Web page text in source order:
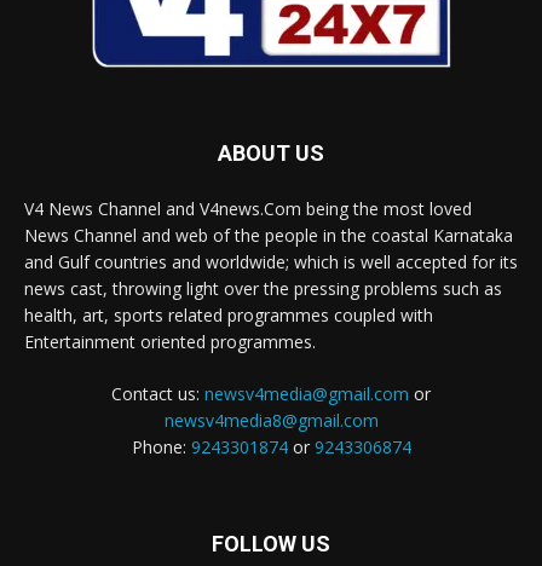
ABOUT US
V4 News Channel and V4news.Com being the most loved
News Channel and web of the people in the coastal Karnataka
and Gulf countries and worldwide; which is well accepted for its
news cast, throwing light over the pressing problems such as
health, art, sports related programmes coupled with
Entertainment oriented programmes.
Contact us: newsv4media@gmail.com or
newsv4media8@gmail.com
Phone: 9243301874or 9243306874
FOLLOW US